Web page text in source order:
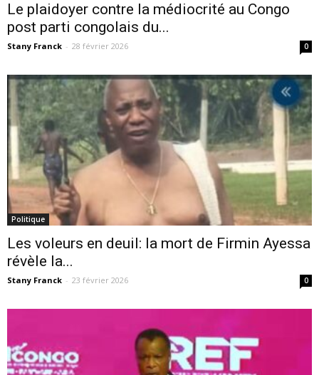
Le plaidoyer contre la médiocrité au Congo
post parti congolais du...
Stany Franck - 28 février 2026 0
Politique
Les voleurs en deuil: la mort de Firmin Ayessa
révèle la...
Stany Franck - 23 février 2026 0